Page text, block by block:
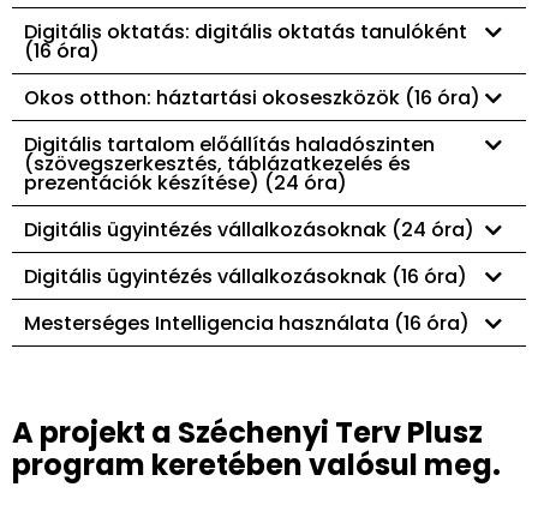
Digitális oktatás: digitális oktatás tanulóként
(16 óra)
Okos otthon: háztartási okoseszközök (16 óra)
Digitális tartalom előállítás haladószinten
(szövegszerkesztés, táblázatkezelés és
prezentációk készítése) (24 óra)
Digitális ügyintézés vállalkozásoknak (24 óra)
Digitális ügyintézés vállalkozásoknak (16 óra)
Mesterséges Intelligencia használata (16 óra)
A projekt a Széchenyi Terv Plusz
program keretében valósul meg.